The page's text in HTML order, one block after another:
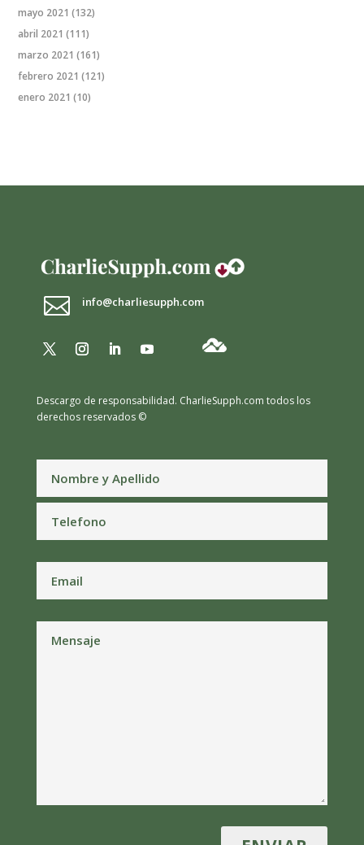
mayo 2021 (132)
abril 2021 (111)
marzo 2021 (161)
febrero 2021 (121)
enero 2021 (10)
 info@charliesupph.com
Descargo de responsabilidad. CharlieSupph.com todos los
derechos reservados ©